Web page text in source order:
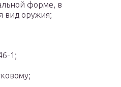
форме, в
вид оружия;
1;